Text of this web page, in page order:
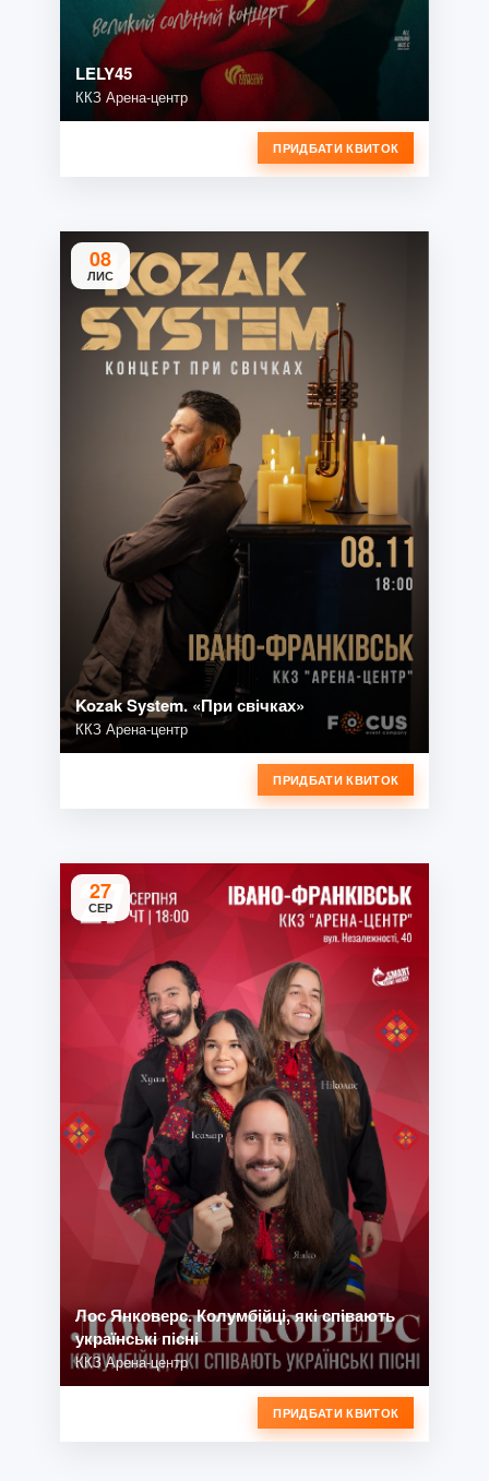
LELY45
ККЗ Арена-центр
ПРИДБАТИ КВИТОК
08
ЛИС
Kozak System. «При свічках»
ККЗ Арена-центр
ПРИДБАТИ КВИТОК
27
СЕР
Лос Янковерс. Колумбійці, які співають
українські пісні
ККЗ Арена-центр
ПРИДБАТИ КВИТОК